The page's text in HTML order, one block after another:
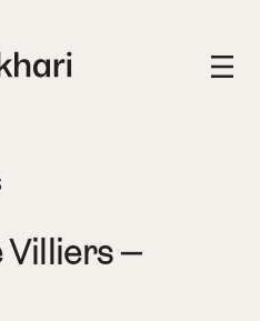
Villiers –